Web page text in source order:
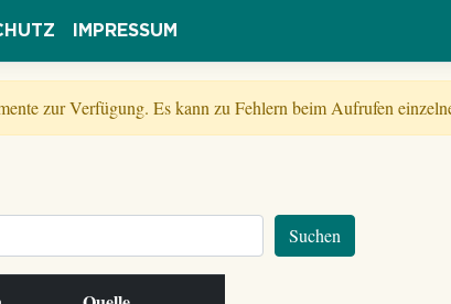
IMPRESSUM
zur Verfügung. Es kann zu Fehlern beim Aufrufen
Suchen